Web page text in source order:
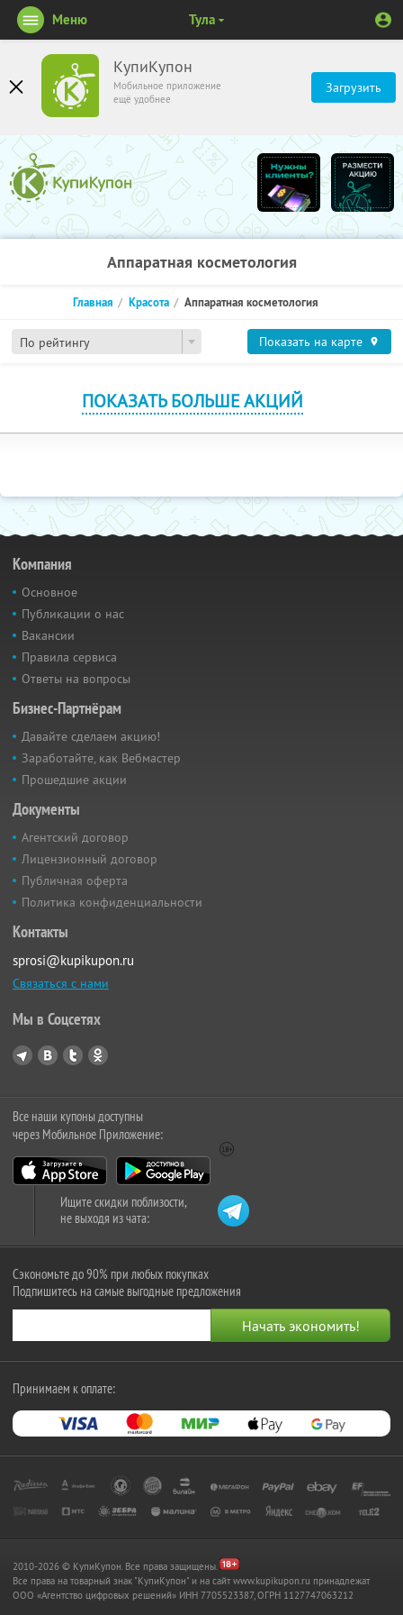
КупиКупон
Мобильное приложение
ещё удобнее
Загрузить
Меню Тула
Аппаратная косметология
По рейтингу
Главная Красота Аппаратная косметология
Показать на карте
ПОКАЗАТЬ БОЛЬШЕ АКЦИЙ
Компания
Основное
Публикации о нас
Вакансии
Правила сервиса
Ответы на вопросы
Бизнес-Партнёрам
Давайте сделаем акцию!
Заработайте, как Вебмастер
Прошедшие акции
Документы
Агентский договор
Лицензионный договор
Публичная оферта
Политика конфиденциальности
Контакты
sprosi@kupikupon.ru
Связаться с нами
Мы в Соцсетях
Все наши купоны доступны
через Мобильное Приложение:
Ищите скидки поблизости,
не выходя из чата:
Сэкономьте до 90% при любых покупках
Подпишитесь на самые выгодные предложения
Принимаем к оплате:
2010-2026 © КупиКупон. Все права защищены.
Все права на товарный знак "КупиКупон" и на сайт www.kupikupon.ru принадлежат
OOO «Агентство цифровых решений» ИНН 7705523387, ОГРН 1127747063212